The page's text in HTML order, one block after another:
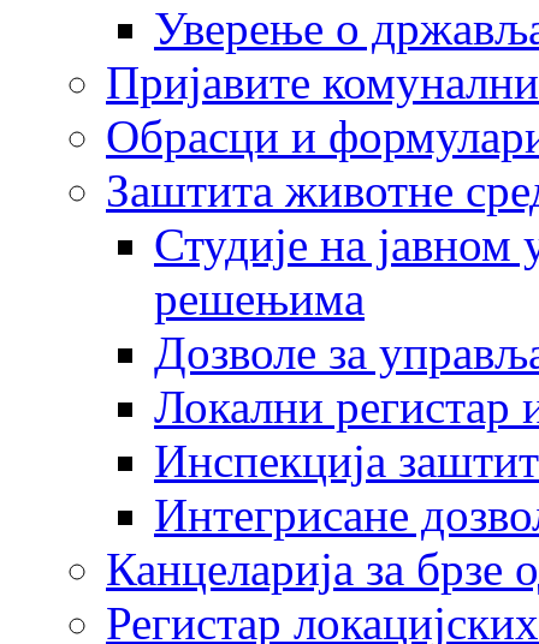
Уверење о
Пријавите
Обрасци и
Заштита животне
Студије на
решењима
Дозволе за
Локални регистар
Инспекција
Интегрисане
Канцеларија за брзе
Регистар